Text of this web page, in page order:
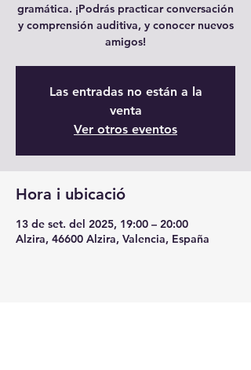
gramática. ¡Podrás practicar conversación
y comprensión auditiva, y conocer nuevos
amigos!
Las entradas no están a la
venta
Ver otros eventos
Hora i ubicació
13 de set. del 2025, 19:00 – 20:00
Alzira, 46600 Alzira, Valencia, España